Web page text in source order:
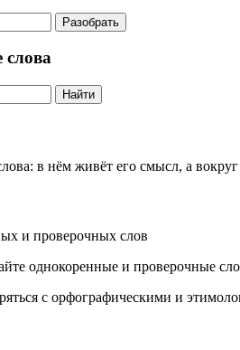
Разобрать
Найти
в нём живёт его смысл, а вокруг
и проверочных слов
однокоренные и проверочные
с орфографическими и